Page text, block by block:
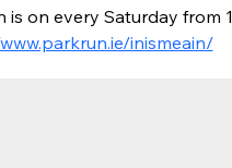
is on every Saturday from
inismeain/